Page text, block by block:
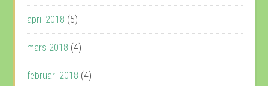
april 2018 (5)
mars 2018 (4)
februari 2018 (4)